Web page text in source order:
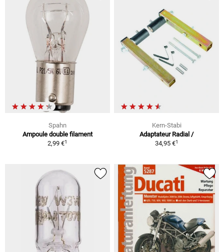
Spahn
Ampoule double filament
2,99 €1
Kern-Stabi
Adaptateur Radial /
34,95 €1